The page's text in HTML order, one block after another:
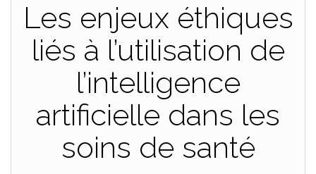
Les enjeux éthiques
liés à l’utilisation de
l’intelligence
artificielle dans les
soins de santé